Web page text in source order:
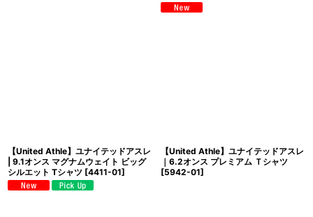
【United Athle】ユナイテッドアスレ
| 9.1オンス マグナムウェイト ビッグ
シルエット Tシャツ [4411-01]
【United Athle】ユナイテッドアスレ
｜6.2オンス プレミアム Ｔシャツ
[5942-01]